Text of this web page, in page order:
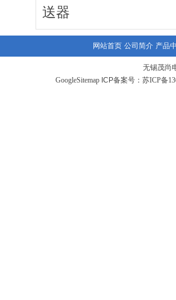
送器
网站首页 公司简介 产品
无锡茂尚
GoogleSitemapICP备案号： 苏ICP备